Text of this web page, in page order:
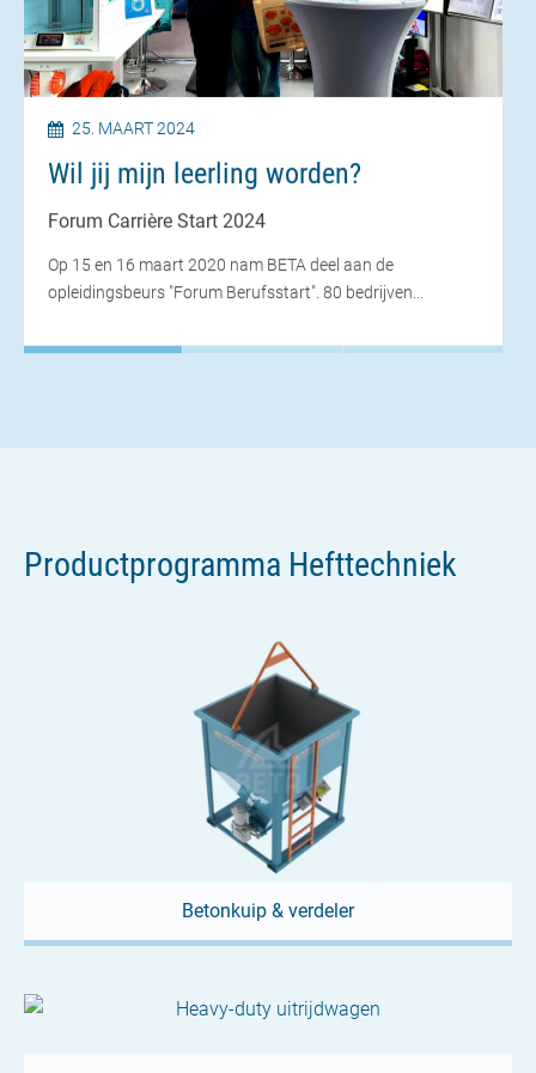
25. MAART 2024
Wil jij mijn leerling worden?
Forum Carrière Start 2024
Op 15 en 16 maart 2020 nam BETA deel aan de
opleidingsbeurs "Forum Berufsstart". 80 bedrijven...
ICCX Central Europe 2024 in
Bezoek ons op stand nr. 71 op de ICCX in Warschau op 28
en 29 februari 2024. Wij presenteren onze...
Productprogramma Hefttechniek
Betonkuip & verdeler